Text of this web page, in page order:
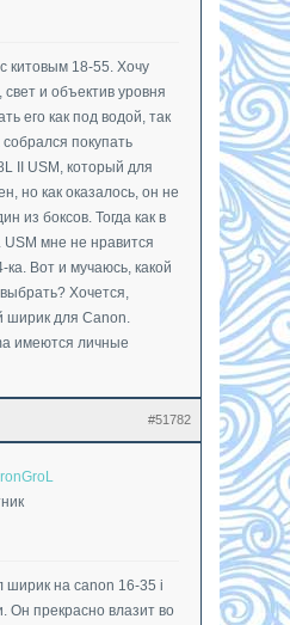
китовым 18-55. Хочу
свет и объектив уровня
его как под водой, так
покупать
II USM, который для
но как оказалось, он не
из боксов. Тогда как в
мне не нравится
Вот и мучаюсь, какой
Хочется,
ширик для Сanon.
имеются личные
#51782
ширик на canon 16-35 i
Он прекрасно влазит во